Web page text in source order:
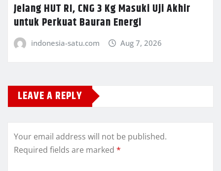
Jelang HUT RI, CNG 3 Kg Masuki Uji Akhir
untuk Perkuat Bauran Energi
indonesia-satu.com Aug 7, 2026
LEAVE A REPLY
Your email address will not be published.
Required fields are marked *